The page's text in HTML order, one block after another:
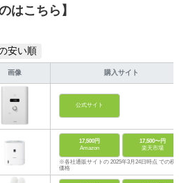
はこちら】
安い順
画像 購入サイト
公式サイト
17,500円
Amazon
17,500〜円
楽天市場
※各社通販サイトの 2025年3月24日時点 での税
価格